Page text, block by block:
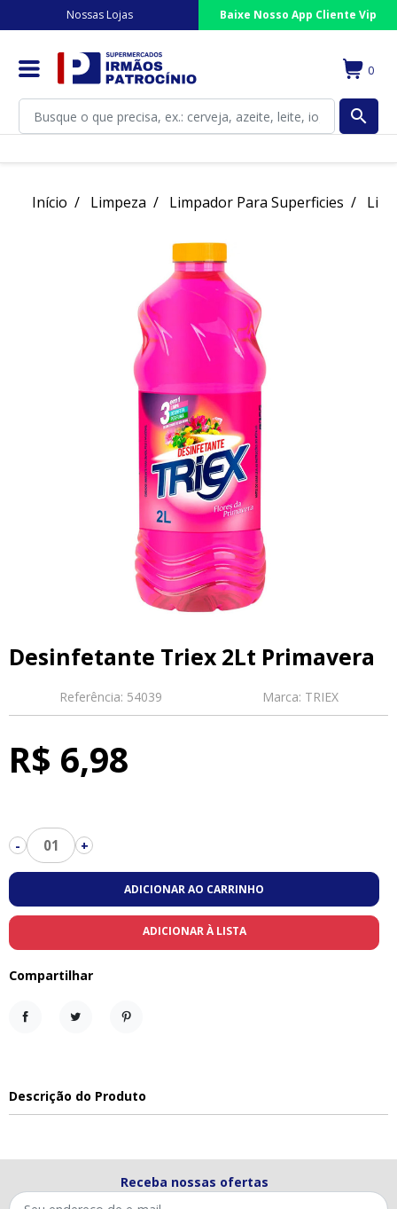
Nossas Lojas Baixe Nosso App Cliente Vip
0
search
Início Limpeza Limpador Para Superficies
Desinfetante Triex 2Lt Primavera
Referência: 54039 Marca: TRIEX
R$ 6,98
- 01 +
ADICIONAR AO CARRINHO
ADICIONAR À LISTA
Compartilhar
Descrição do Produto
Receba nossas ofertas